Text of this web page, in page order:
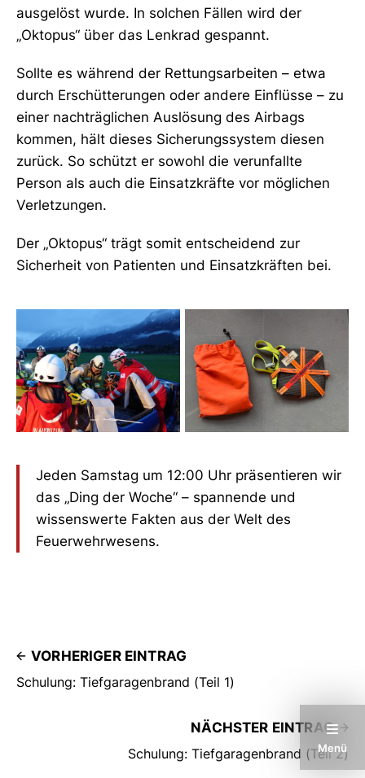
Menü
ausgelöst wurde. In solchen Fällen wird der
„Oktopus“ über das Lenkrad gespannt.
Sollte es während der Rettungsarbeiten – etwa
durch Erschütterungen oder andere Einflüsse – zu
einer nachträglichen Auslösung des Airbags
kommen, hält dieses Sicherungssystem diesen
zurück. So schützt er sowohl die verunfallte
Person als auch die Einsatzkräfte vor möglichen
Verletzungen.
Der „Oktopus“ trägt somit entscheidend zur
Sicherheit von Patienten und Einsatzkräften bei.
Jeden Samstag um 12:00 Uhr präsentieren wir
das „Ding der Woche“ – spannende und
wissenswerte Fakten aus der Welt des
Feuerwehrwesens.
VORHERIGER EINTRAG
Schulung: Tiefgaragenbrand (Teil 1)
NÄCHSTER EINTRAG
Schulung: Tiefgaragenbrand (Teil 2)